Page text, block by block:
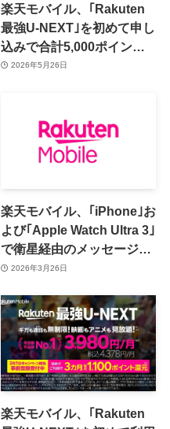
楽天モバイル、｢Rakuten
最強U-NEXT｣を初めて申し
込みで合計5,000ポイント
還元と｢Uber One｣が1年間
2026年5月26日
楽天モバイル、｢iPhone｣お
よび｢Apple Watch Ultra 3｣
で衛星経由のメッセージン
グサービスに対応
2026年3月26日
楽天モバイル、｢Rakuten